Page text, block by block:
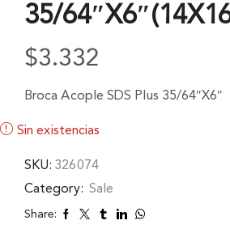
35/
$3.332
Broca Acople SDS Plus 35/64″X6″
Sin existencias
SKU: 326074
Category: Sale
Share: